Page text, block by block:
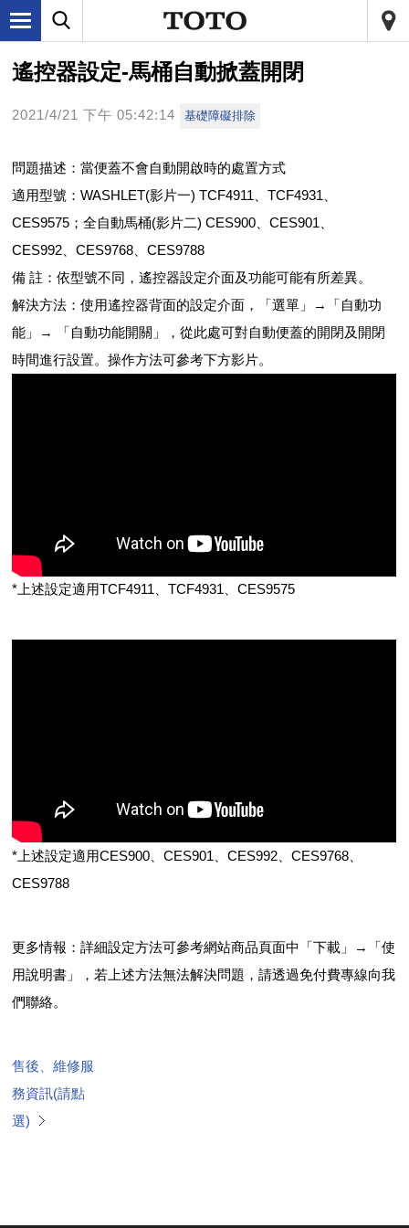
遙控器設定-馬桶自動掀蓋開閉
2021/4/21 下午 05:42:14 基礎障礙排除
問題描述：當便蓋不會自動開啟時的處置方式
適用型號：WASHLET(影片一) TCF4911、TCF4931、
CES9575；全自動馬桶(影片二) CES900、CES901、
CES992、CES9768、CES9788
備 註：依型號不同，遙控器設定介面及功能可能有所差異。
解決方法：使用遙控器背面的設定介面，「選單」→「自動功
能」→ 「自動功能開關」，從此處可對自動便蓋的開閉及開閉
時間進行設置。操作方法可參考下方影片。
*上述設定適用TCF4911、TCF4931、CES9575
*上述設定適用CES900、CES901、CES992、CES9768、
CES9788
更多情報：詳細設定方法可參考網站商品頁面中「下載」→「使
用說明書」，若上述方法無法解決問題，請透過免付費專線向我
們聯絡。
售後、維修服
務資訊(請點
選)